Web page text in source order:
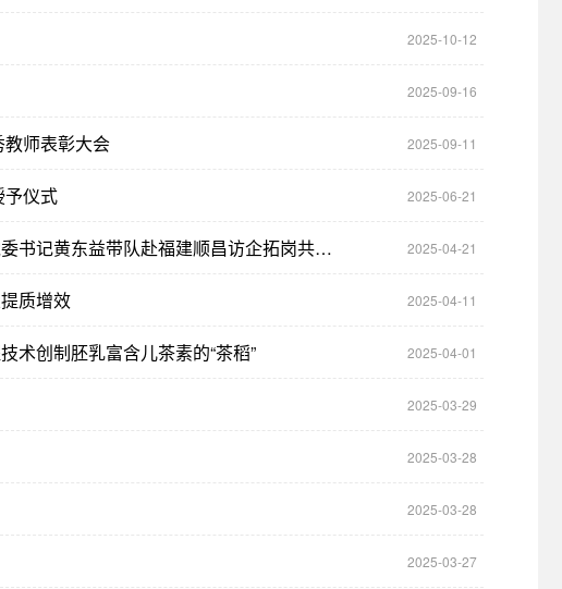
2025-10-12
2025-09-16
师表彰大会 2025-09-11
予仪式 2025-06-21
访企拓岗促进合作共赢——海南大学南繁学院（三亚南繁研究院）党委书记黄东益带队赴福建顺昌访企拓岗共筑校地合作新篇章 2025-04-21
质增效 2025-04-11
术创制胚乳富含儿茶素的“茶稻” 2025-04-01
2025-03-29
2025-03-28
2025-03-28
2025-03-27